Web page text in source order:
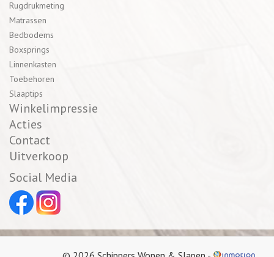
Rugdrukmeting
Matrassen
Bedbodems
Boxsprings
Linnenkasten
Toebehoren
Slaaptips
Winkelimpressie
Acties
Contact
Uitverkoop
Social Media